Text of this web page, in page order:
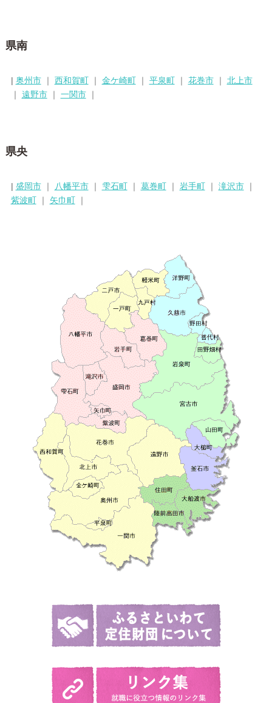
県南
| 奥州市 ｜ 西和賀町 ｜ 金ケ崎町 ｜ 平泉町 ｜ 花巻市 ｜ 北上市
｜ 遠野市 ｜ 一関市 ｜
県央
| 盛岡市 ｜ 八幡平市 ｜ 雫石町 ｜ 葛巻町 ｜ 岩手町 ｜ 滝沢市
｜
紫波町
｜ 矢巾町 ｜